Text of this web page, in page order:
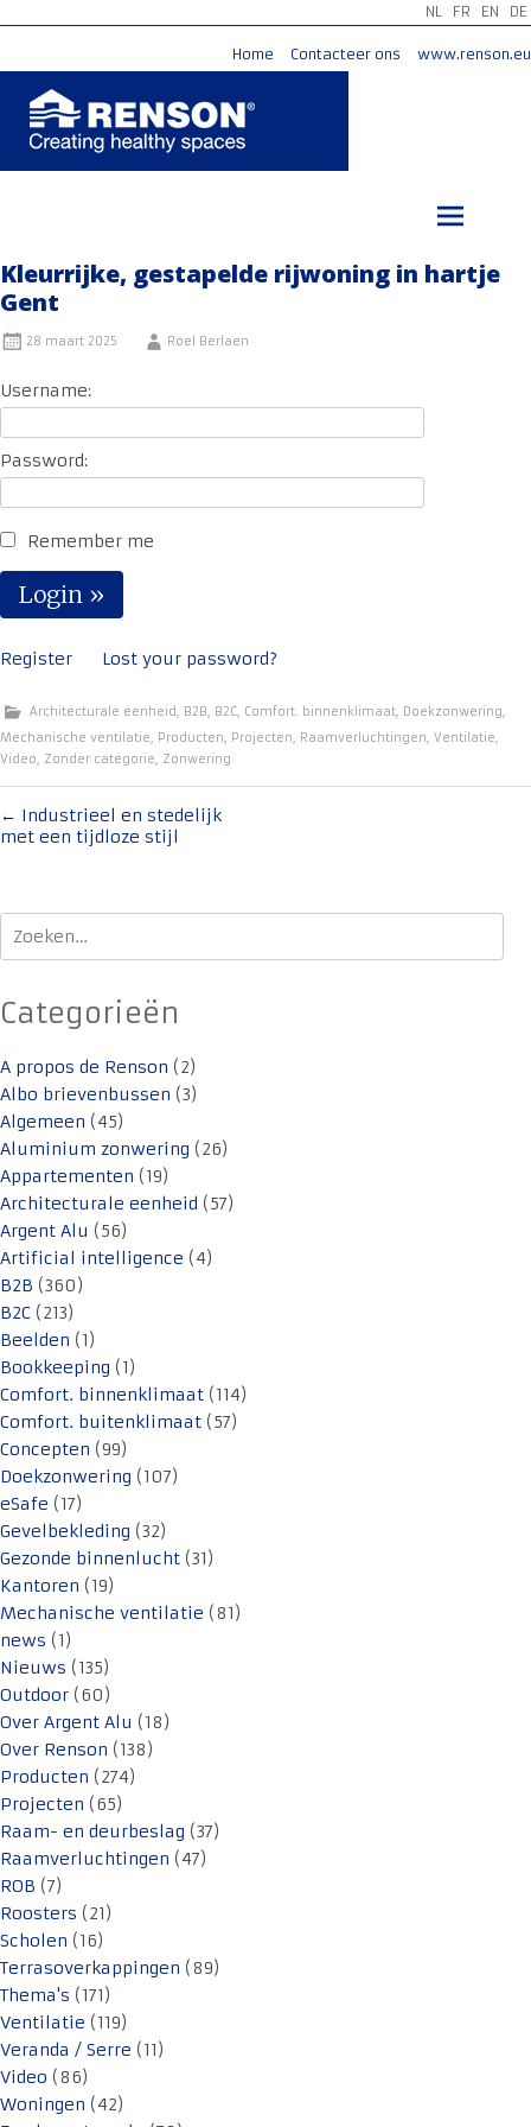
NL FR EN DE
Home Contacteer ons www.renson.eu
Kleurrijke, gestapelde rijwoning in hartje
Gent
28 maart 2025 Roel Berlaen
Username:
Password:
Remember me
Register Lost your password?
Architecturale eenheid, B2B, B2C, Comfort. binnenklimaat, Doekzonwering,
Mechanische ventilatie, Producten, Projecten, Raamverluchtingen, Ventilatie,
Video, Zonder categorie, Zonwering
Bericht
navigatie
← Industrieel en stedelijk
met een tijdloze stijl
Zoeken
naar:
Categorieën
A propos de Renson (2)
Albo brievenbussen (3)
Algemeen (45)
Aluminium zonwering (26)
Appartementen (19)
Architecturale eenheid (57)
Argent Alu (56)
Artificial intelligence (4)
B2B (360)
B2C (213)
Beelden (1)
Bookkeeping (1)
Comfort. binnenklimaat (114)
Comfort. buitenklimaat (57)
Concepten (99)
Doekzonwering (107)
eSafe (17)
Gevelbekleding (32)
Gezonde binnenlucht (31)
Kantoren (19)
Mechanische ventilatie (81)
news (1)
Nieuws (135)
Outdoor (60)
Over Argent Alu (18)
Over Renson (138)
Producten (274)
Projecten (65)
Raam- en deurbeslag (37)
Raamverluchtingen (47)
ROB (7)
Roosters (21)
Scholen (16)
Terrasoverkappingen (89)
Thema's (171)
Ventilatie (119)
Veranda / Serre (11)
Video (86)
Woningen (42)